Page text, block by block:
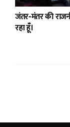
जंतर-मंतर की
रहा हूँ।